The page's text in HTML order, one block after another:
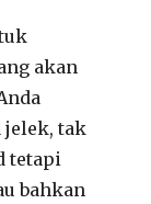
akan
jelek, tak
tetapi
bahkan